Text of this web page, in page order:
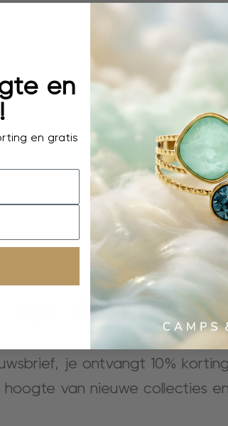
op de hoogte
je ontvangt 10%
van nieuwe collecties
en
en gratis